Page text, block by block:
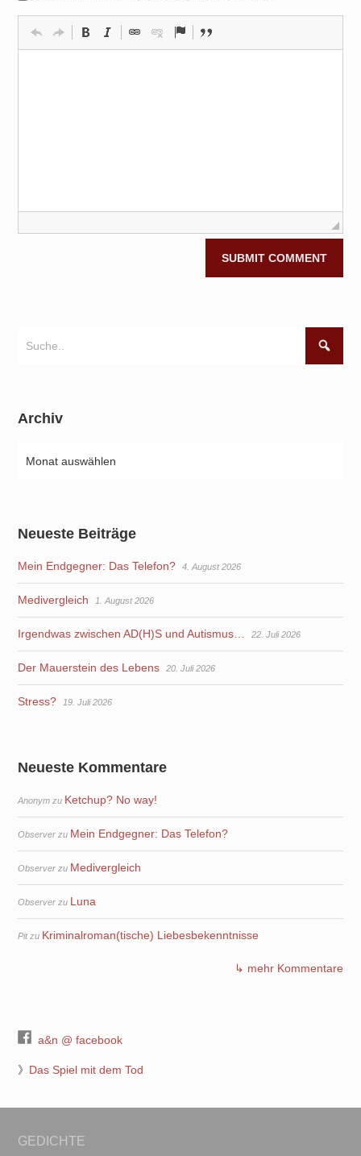
Archiv
Neueste Beiträge
Mein Endgegner: Das Telefon? 4. August 2026
Medivergleich 1. August 2026
Irgendwas zwischen AD(H)S und Autismus… 22. Juli 2026
Der Mauerstein des Lebens 20. Juli 2026
Stress? 19. Juli 2026
Neueste Kommentare
Anonym zu Ketchup? No way!
Observer zu Mein Endgegner: Das Telefon?
Observer zu Medivergleich
Observer zu Luna
Pitzu Kriminalroman(tische) Liebesbekenntnisse
↳ mehr Kommentare
a&n @ facebook
》 Das Spiel mit dem Tod
GEDICHTE